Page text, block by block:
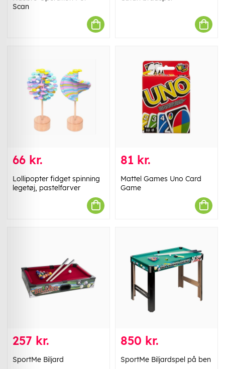
Scan
66 kr.
Lollipopter fidget spinning
legetøj, pastelfarver
81 kr.
Mattel Games Uno Card
Game
257 kr.
SportMe Biljard
850 kr.
SportMe Biljardspel på ben